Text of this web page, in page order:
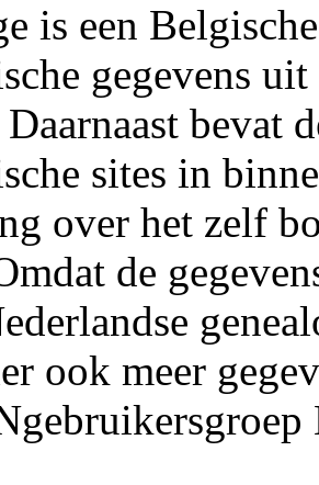
is een
gegevens
bevat
sites in
over het zelf
de
ook meer